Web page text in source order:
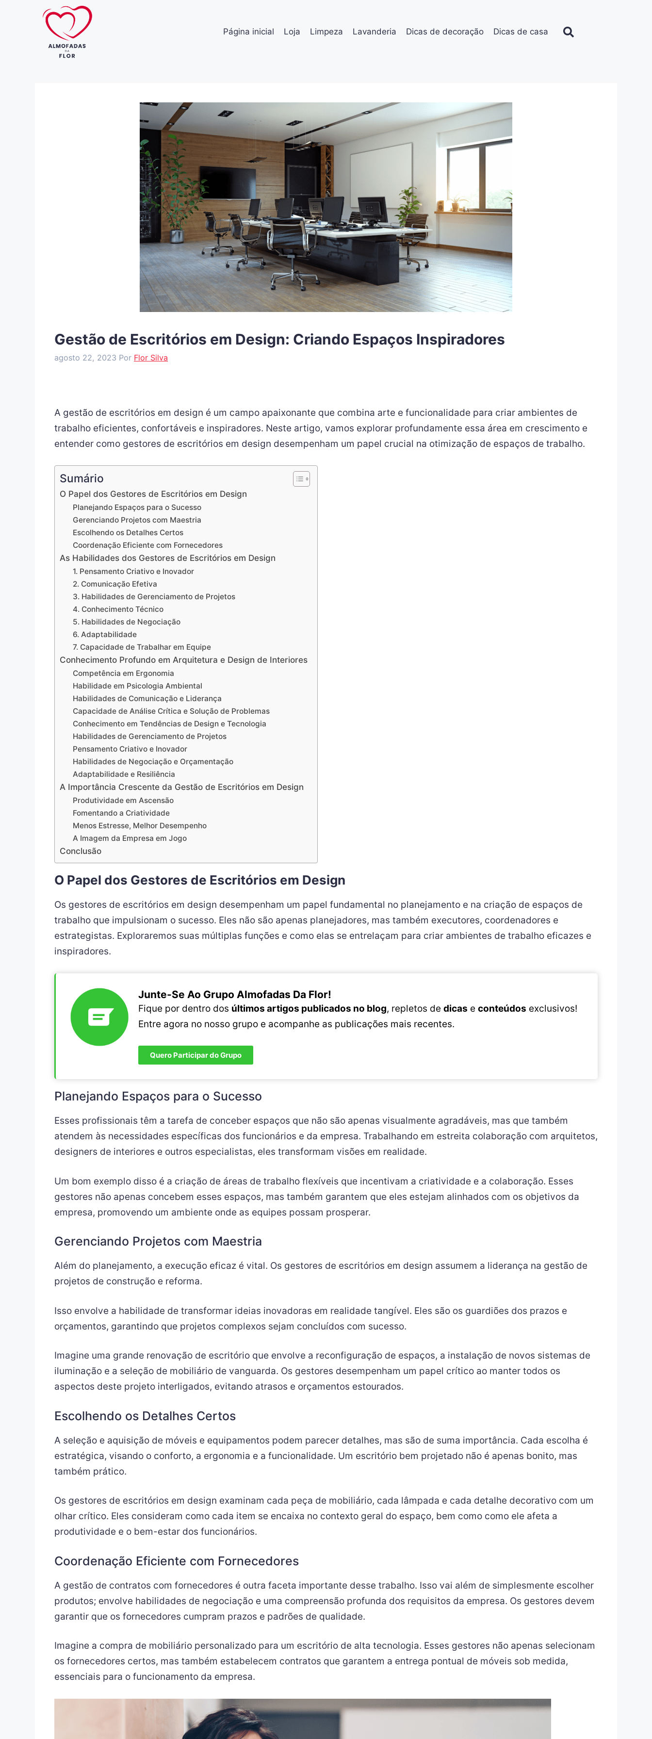
Página inicial Loja Limpeza Lavanderia Dicas de decoração Dicas de casa
Gestão de Escritórios em Design: Criando Espaços Inspiradores
agosto 22, 2023 Por Flor Silva
A gestão de escritórios em design é um campo apaixonante que combina arte e funcionalidade para criar ambientes de
trabalho eficientes, confortáveis e inspiradores. Neste artigo, vamos explorar profundamente essa área em crescimento e
entender como gestores de escritórios em design desempenham um papel crucial na otimização de espaços de trabalho.
Sumário
O Papel dos Gestores de Escritórios em Design
Planejando Espaços para o Sucesso
Gerenciando Projetos com Maestria
Escolhendo os Detalhes Certos
Coordenação Eficiente com Fornecedores
As Habilidades dos Gestores de Escritórios em Design
1. Pensamento Criativo e Inovador
2. Comunicação Efetiva
3. Habilidades de Gerenciamento de Projetos
4. Conhecimento Técnico
5. Habilidades de Negociação
6. Adaptabilidade
7. Capacidade de Trabalhar em Equipe
Conhecimento Profundo em Arquitetura e Design de Interiores
Competência em Ergonomia
Habilidade em Psicologia Ambiental
Habilidades de Comunicação e Liderança
Capacidade de Análise Crítica e Solução de Problemas
Conhecimento em Tendências de Design e Tecnologia
Habilidades de Gerenciamento de Projetos
Pensamento Criativo e Inovador
Habilidades de Negociação e Orçamentação
Adaptabilidade e Resiliência
A Importância Crescente da Gestão de Escritórios em Design
Produtividade em Ascensão
Fomentando a Criatividade
Menos Estresse, Melhor Desempenho
A Imagem da Empresa em Jogo
Conclusão
O Papel dos Gestores de Escritórios em Design
Os gestores de escritórios em design desempenham um papel fundamental no planejamento e na criação de espaços de
trabalho que impulsionam o sucesso. Eles não são apenas planejadores, mas também executores, coordenadores e
estrategistas. Exploraremos suas múltiplas funções e como elas se entrelaçam para criar ambientes de trabalho eficazes e
inspiradores.
Junte-Se Ao Grupo Almofadas Da Flor!
Fique por dentro dos últimos artigos publicados no blog, repletos dedicas econteúdos exclusivos!
Entre agora no nosso grupo e acompanhe as publicações mais recentes.
Quero Participar do Grupo
Planejando Espaços para o Sucesso
Esses profissionais têm a tarefa de conceber espaços que não são apenas visualmente agradáveis, mas que também
atendem às necessidades específicas dos funcionários e da empresa. Trabalhando em estreita colaboração com arquitetos,
designers de interiores e outros especialistas, eles transformam visões em realidade.
Um bom exemplo disso é a criação de áreas de trabalho flexíveis que incentivam a criatividade e a colaboração. Esses
gestores não apenas concebem esses espaços, mas também garantem que eles estejam alinhados com os objetivos da
empresa, promovendo um ambiente onde as equipes possam prosperar.
Gerenciando Projetos com Maestria
Além do planejamento, a execução eficaz é vital. Os gestores de escritórios em design assumem a liderança na gestão de
projetos de construção e reforma.
Isso envolve a habilidade de transformar ideias inovadoras em realidade tangível. Eles são os guardiões dos prazos e
orçamentos, garantindo que projetos complexos sejam concluídos com sucesso.
Imagine uma grande renovação de escritório que envolve a reconfiguração de espaços, a instalação de novos sistemas de
iluminação e a seleção de mobiliário de vanguarda. Os gestores desempenham um papel crítico ao manter todos os
aspectos deste projeto interligados, evitando atrasos e orçamentos estourados.
Escolhendo os Detalhes Certos
A seleção e aquisição de móveis e equipamentos podem parecer detalhes, mas são de suma importância. Cada escolha é
estratégica, visando o conforto, a ergonomia e a funcionalidade. Um escritório bem projetado não é apenas bonito, mas
também prático.
Os gestores de escritórios em design examinam cada peça de mobiliário, cada lâmpada e cada detalhe decorativo com um
olhar crítico. Eles consideram como cada item se encaixa no contexto geral do espaço, bem como como ele afeta a
produtividade e o bem-estar dos funcionários.
Coordenação Eficiente com Fornecedores
A gestão de contratos com fornecedores é outra faceta importante desse trabalho. Isso vai além de simplesmente escolher
produtos; envolve habilidades de negociação e uma compreensão profunda dos requisitos da empresa. Os gestores devem
garantir que os fornecedores cumpram prazos e padrões de qualidade.
Imagine a compra de mobiliário personalizado para um escritório de alta tecnologia. Esses gestores não apenas selecionam
os fornecedores certos, mas também estabelecem contratos que garantem a entrega pontual de móveis sob medida,
essenciais para o funcionamento da empresa.